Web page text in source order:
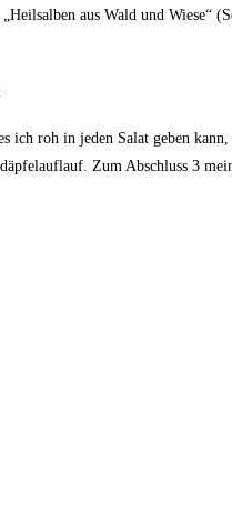
aus Wald und
roh in jeden Salat geben
Zum Abschluss 3